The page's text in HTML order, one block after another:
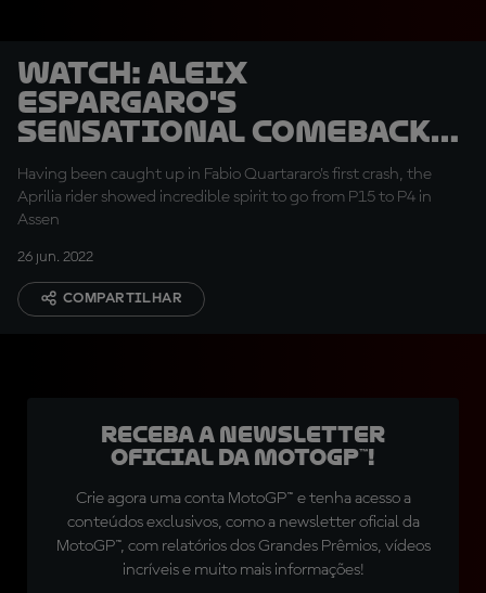
WATCH: Aleix
Espargaro's
sensational comeback
in full
Having been caught up in Fabio Quartararo's first crash, the
Aprilia rider showed incredible spirit to go from P15 to P4 in
Assen
26 jun. 2022
COMPARTILHAR
Receba a newsletter
oficial da MotoGP™!
Crie agora uma conta MotoGP™ e tenha acesso a
conteúdos exclusivos, como a newsletter oficial da
MotoGP™, com relatórios dos Grandes Prêmios, vídeos
incríveis e muito mais informações!